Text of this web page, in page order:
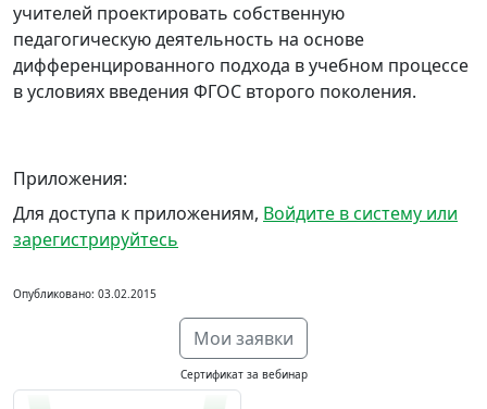
учителей проектировать собственную
педагогическую деятельность на основе
дифференцированного подхода в учебном процессе
в условиях введения ФГОС второго поколения.
Приложения:
Для доступа к приложениям, Войдите в систему или
зарегистрируйтесь
Опубликовано: 03.02.2015
Мои заявки
Сертификат за вебинар